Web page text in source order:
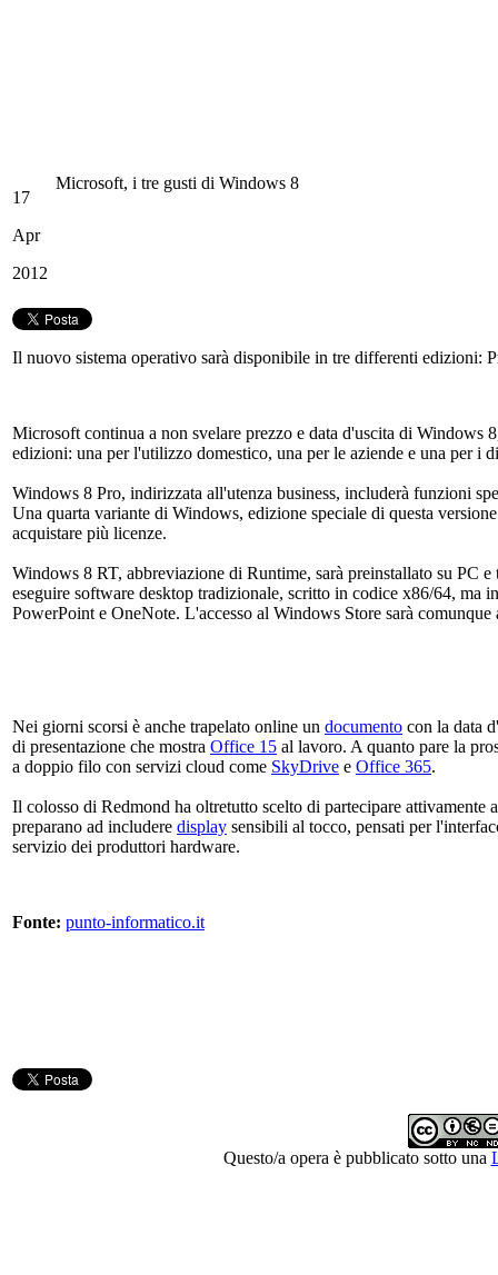
17
Apr
2012
Microsoft, i tre gusti di Windows 8
Il nuovo sistema operativo sarà disponibile in tre differenti edizioni:
Microsoft continua a non svelare prezzo e data d'uscita di Windows
edizioni: una per l'utilizzo domestico, una per le aziende e una per i
Windows 8 Pro, indirizzata all'utenza business, includerà funzioni
Una quarta variante di Windows, edizione speciale di questa
acquistare più licenze.
Windows 8 RT, abbreviazione di Runtime, sarà preinstallato su PC
eseguire software desktop tradizionale, scritto in codice x86/64,
PowerPoint e OneNote. L'accesso al Windows Store sarà comunque
Nei giorni scorsi è anche trapelato online un documento con la data
di presentazione che mostra Office 15 al lavoro. A quanto pare la
a doppio filo con servizi cloud come SkyDrive e Office 365.
Il colosso di Redmond ha oltretutto scelto di partecipare attivamente
preparano ad includere display sensibili al tocco, pensati per
servizio dei produttori hardware.
Fonte: punto-informatico.it
Questo/a opera è pubblicato sotto una